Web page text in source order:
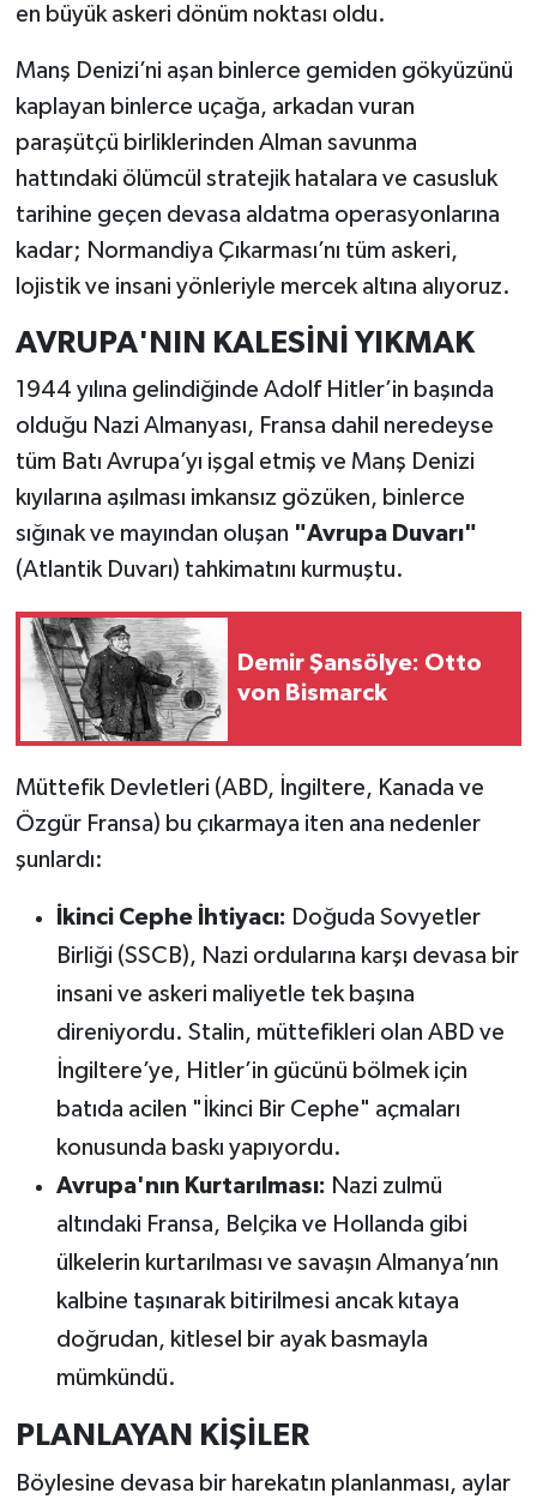
en büyük askeri dönüm noktası oldu.
Manş Denizi’ni aşan binlerce gemiden gökyüzünü
kaplayan binlerce uçağa, arkadan vuran
paraşütçü birliklerinden Alman savunma
hattındaki ölümcül stratejik hatalara ve casusluk
tarihine geçen devasa aldatma operasyonlarına
kadar; Normandiya Çıkarması’nı tüm askeri,
lojistik ve insani yönleriyle mercek altına alıyoruz.
AVRUPA'NIN KALESİNİ YIKMAK
1944 yılına gelindiğinde Adolf Hitler’in başında
olduğu Nazi Almanyası, Fransa dahil neredeyse
tüm Batı Avrupa’yı işgal etmiş ve Manş Denizi
kıyılarına aşılması imkansız gözüken, binlerce
sığınak ve mayından oluşan "Avrupa Duvarı"
(Atlantik Duvarı) tahkimatını kurmuştu.
Demir Şansölye: Otto
von Bismarck
Müttefik Devletleri (ABD, İngiltere, Kanada ve
Özgür Fransa) bu çıkarmaya iten ana nedenler
şunlardı:
İkinci Cephe İhtiyacı: Doğuda Sovyetler
Birliği (SSCB), Nazi ordularına karşı devasa bir
insani ve askeri maliyetle tek başına
direniyordu. Stalin, müttefikleri olan ABD ve
İngiltere’ye, Hitler’in gücünü bölmek için
batıda acilen "İkinci Bir Cephe" açmaları
konusunda baskı yapıyordu.
Avrupa'nın Kurtarılması: Nazi zulmü
altındaki Fransa, Belçika ve Hollanda gibi
ülkelerin kurtarılması ve savaşın Almanya’nın
kalbine taşınarak bitirilmesi ancak kıtaya
doğrudan, kitlesel bir ayak basmayla
mümkündü.
PLANLAYAN KİŞİLER
Böylesine devasa bir harekatın planlanması, aylar